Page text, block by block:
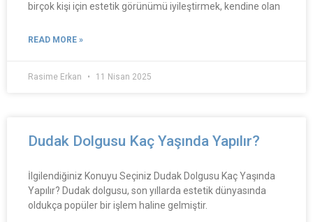
birçok kişi için estetik görünümü iyileştirmek, kendine olan
READ MORE »
Rasime Erkan 11 Nisan 2025
Dudak Dolgusu Kaç Yaşında Yapılır?
İlgilendiğiniz Konuyu Seçiniz Dudak Dolgusu Kaç Yaşında
Yapılır? Dudak dolgusu, son yıllarda estetik dünyasında
oldukça popüler bir işlem haline gelmiştir.